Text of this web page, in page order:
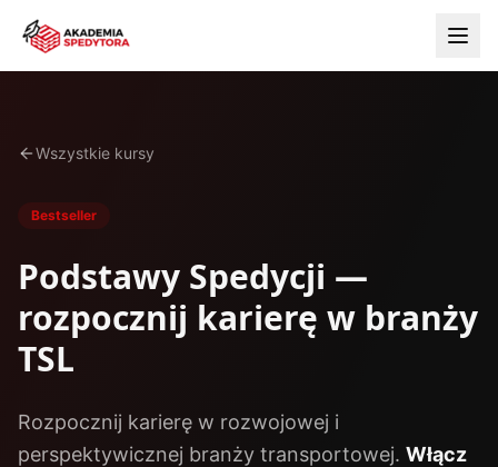
Wszystkie kursy
Bestseller
Podstawy Spedycji —
rozpocznij karierę w branży
TSL
Rozpocznij karierę w rozwojowej i
perspektywicznej branży transportowej. Włącz